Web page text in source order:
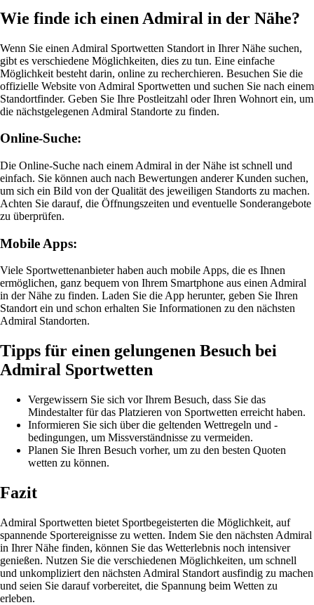
Wie finde ich einen Admiral in der Nähe?
Wenn Sie einen Admiral Sportwetten Standort in Ihrer Nähe suchen,
gibt es verschiedene Möglichkeiten, dies zu tun. Eine einfache
Möglichkeit besteht darin, online zu recherchieren. Besuchen Sie die
offizielle Website von Admiral Sportwetten und suchen Sie nach einem
Standortfinder. Geben Sie Ihre Postleitzahl oder Ihren Wohnort ein, um
die nächstgelegenen Admiral Standorte zu finden.
Online-Suche:
Die Online-Suche nach einem Admiral in der Nähe ist schnell und
einfach. Sie können auch nach Bewertungen anderer Kunden suchen,
um sich ein Bild von der Qualität des jeweiligen Standorts zu machen.
Achten Sie darauf, die Öffnungszeiten und eventuelle Sonderangebote
zu überprüfen.
Mobile Apps:
Viele Sportwettenanbieter haben auch mobile Apps, die es Ihnen
ermöglichen, ganz bequem von Ihrem Smartphone aus einen Admiral
in der Nähe zu finden. Laden Sie die App herunter, geben Sie Ihren
Standort ein und schon erhalten Sie Informationen zu den nächsten
Admiral Standorten.
Tipps für einen gelungenen Besuch bei
Admiral Sportwetten
Vergewissern Sie sich vor Ihrem Besuch, dass Sie das
Mindestalter für das Platzieren von Sportwetten erreicht haben.
Informieren Sie sich über die geltenden Wettregeln und -
bedingungen, um Missverständnisse zu vermeiden.
Planen Sie Ihren Besuch vorher, um zu den besten Quoten
wetten zu können.
Fazit
Admiral Sportwetten bietet Sportbegeisterten die Möglichkeit, auf
spannende Sportereignisse zu wetten. Indem Sie den nächsten Admiral
in Ihrer Nähe finden, können Sie das Wetterlebnis noch intensiver
genießen. Nutzen Sie die verschiedenen Möglichkeiten, um schnell
und unkompliziert den nächsten Admiral Standort ausfindig zu machen
und seien Sie darauf vorbereitet, die Spannung beim Wetten zu
erleben.